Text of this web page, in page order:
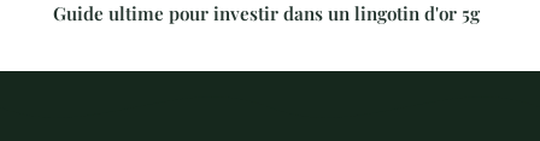
Guide ultime pour investir dans un lingotin d'or 5g